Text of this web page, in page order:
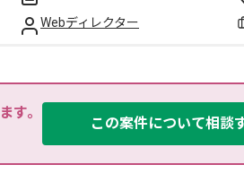
Webディレクター
す。
この案件について相談